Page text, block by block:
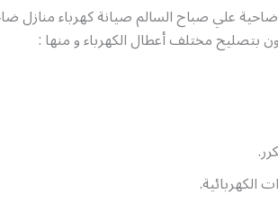
ضاحية علي صباح السالم صيانة كهرباء منازل
بتصليح مختلف أعطال الكهرباء و منها :
الكهربائية.